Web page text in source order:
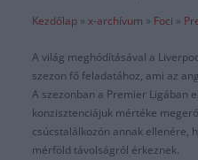
Kezdőlap » x-archívum » Foci »
A világ meghódításával a
szezon fő feladatához, ami az
A szezonban a Premier Ligában
konzisztenciájuk mértéke
csúcstalálkozón annak ellenére,
mérföld távolságról érkeznek.